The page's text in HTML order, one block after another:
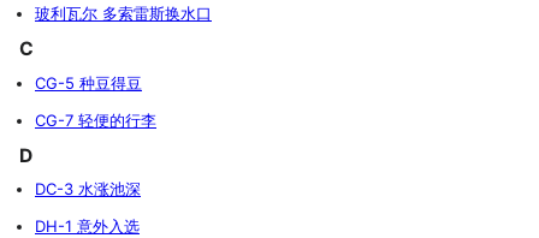
玻利瓦尔 多索雷斯换水口
C
CG-5 种豆得豆
CG-7 轻便的行李
D
DC-3 水涨池深
DH-1 意外入选